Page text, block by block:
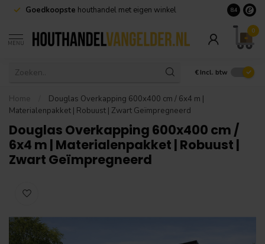
Goedkoopste houthandel met eigen winkel Geen
8.4
MENU
0
€ Incl. btw
Home
Douglas Overkapping 600x400 cm / 6x4 m |
Materialenpakket | Robuust | Zwart Geïmpregneerd
Douglas Overkapping 600x400 cm /
6x4 m | Materialenpakket | Robuust |
Zwart Geïmpregneerd